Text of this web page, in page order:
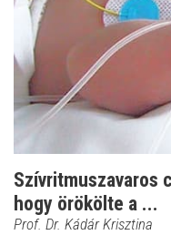
Szívritmuszavaros
hogy örökölte a ...
Prof. Dr. Kádár Krisztina